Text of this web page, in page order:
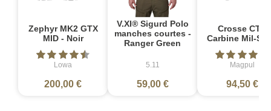
Zephyr MK2 GTX
MID - Noir
Lowa
200,00 €
V.XI® Sigurd Polo
manches courtes -
Ranger Green
5.11
59,00 €
Crosse CTR
Carbine Mil-
Magpul
94,50 €